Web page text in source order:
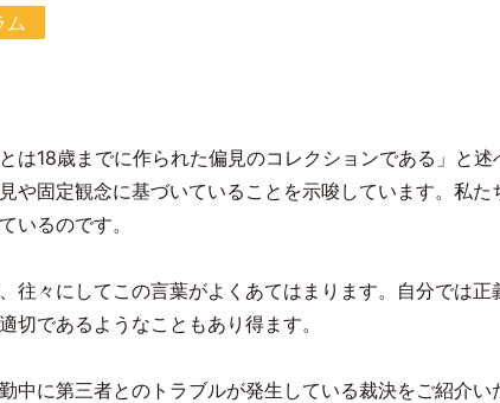
ム
は18歳までに作られた偏見のコレクションである」と
や固定観念に基づいていることを示唆しています。私
いるのです。
往々にしてこの言葉がよくあてはまります。自分では
切であるようなこともあり得ます。
中に第三者とのトラブルが発生している裁決をご紹介